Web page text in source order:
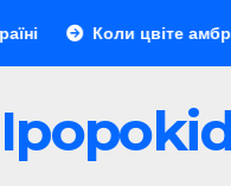
Коли цвіте амброзія в